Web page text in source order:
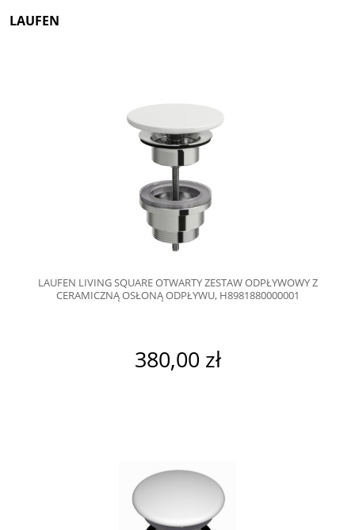
LAUFEN
LAUFEN LIVING SQUARE OTWARTY ZESTAW ODPŁYWOWY Z
CERAMICZNĄ OSŁONĄ ODPŁYWU, H8981880000001
380,00 zł